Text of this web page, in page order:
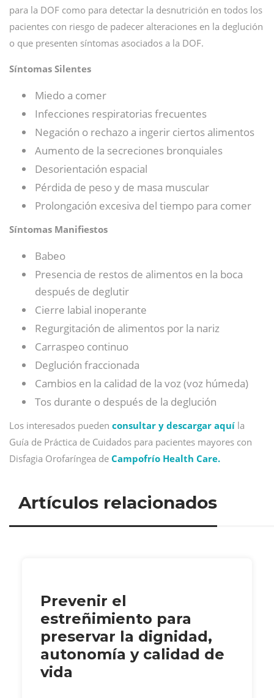
para la DOF como para detectar la desnutrición en todos los
pacientes con riesgo de padecer alteraciones en la deglución
o que presenten síntomas asociados a la DOF.
Síntomas Silentes
Miedo a comer
Infecciones respiratorias frecuentes
Negación o rechazo a ingerir ciertos alimentos
Aumento de la secreciones bronquiales
Desorientación espacial
Pérdida de peso y de masa muscular
Prolongación excesiva del tiempo para comer
Síntomas Manifiestos
Babeo
Presencia de restos de alimentos en la boca
después de deglutir
Cierre labial inoperante
Regurgitación de alimentos por la nariz
Carraspeo continuo
Deglución fraccionada
Cambios en la calidad de la voz (voz húmeda)
Tos durante o después de la deglución
Los interesados pueden consultar y descargar aquí la
Guía de Práctica de Cuidados para pacientes mayores con
Disfagia Orofaríngea de Campofrío Health Care.
Artículos relacionados
Prevenir el
estreñimiento para
preservar la dignidad,
autonomía y calidad de
vida